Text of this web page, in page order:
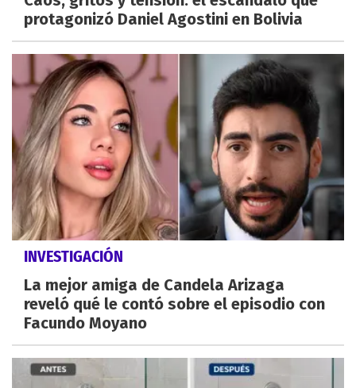
protagonizó Daniel Agostini en Bolivia
INVESTIGACIÓN
La mejor amiga de Candela Arizaga
reveló qué le contó sobre el episodio con
Facundo Moyano